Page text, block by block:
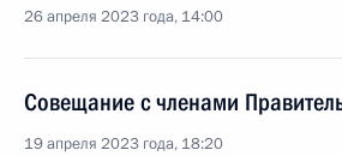
26 апреля 2023 года, 14:00
Совещание с членами
19 апреля 2023 года, 18:20